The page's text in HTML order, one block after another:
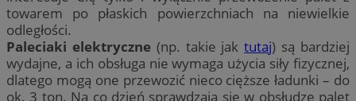
towarem po płaskich powierzchniach na niewielkie
odległości.
Paleciaki elektryczne(np. takie jaktutaj) są bardziej
wydajne, a ich obsługa nie wymaga użycia siły fizycznej,
dlatego mogą one przewozić nieco cięższe ładunki – do
ok. 3 ton. Na co dzień sprawdzają się w obsłudze palet